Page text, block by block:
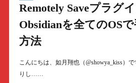
Remotely Saveプラグ
Obsidianを全てのOS
方法
こんにちは、如月翔也（@showya_kiss）
りし……